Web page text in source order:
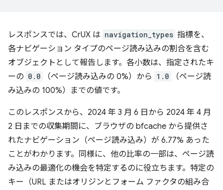
レスポンスでは、CrUX は navigation_types 指標を、
各ナビゲーション タイプのページ読み込みの割合を含む
オブジェクトとして報告します。各小数は、指定されたキ
ーの 0.0 （ページ読み込みの 0%）から 1.0
（ページ読
み込みの 100%）までの値です。
このレスポンスから、2024 年 3 月 6 日から 2024 年 4 月
2 日までの収集期間に、ブラウザの bfcache から提供さ
れたナビゲーション（ページ読み込み）が 6.77% あった
ことがわかります。同様に、他の比率の一部は、ページ読
み込みの最適化の機会を特定するのに役立ちます。特定の
キー（URL またはオリジンとフォーム ファクタの組み合